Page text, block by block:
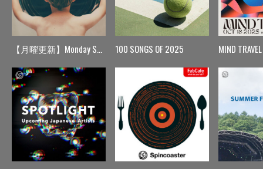
【月曜更新】Monday Spin 100 SONGS OF 2025 MIND TRAVEL